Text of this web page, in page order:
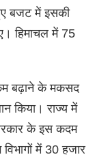
बजट में इसकी
हिमाचल में 75
बढ़ाने के मकसद
किया। राज्य में
के इस कदम
में 30 हजार